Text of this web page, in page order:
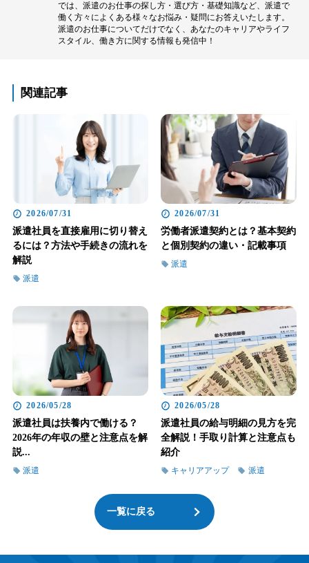
では、派遣のお仕事の探し方・選び方・基礎知識など、派遣で
働く方々によくある様々なお悩み・疑問にお答えいたします。
派遣のお仕事についてだけでなく、あなたのキャリアやライフ
スタイル、働き方に関する情報も発信中！
関連記事
2026/07/31
派遣社員を直接雇用に切り替え
るには？方法や手続きの流れを
解説
派遣
2026/07/31
労働者派遣契約とは？基本契約
と個別契約の違い・記載事項
派遣
2026/05/28
派遣社員は扶養内で働ける？
2026年の年収の壁と注意点を解
説...
派遣
2026/05/28
派遣社員の給与明細の見方を完
全解説！手取り計算と注意点も
紹介
キャリアアップ 派遣
一覧に戻る